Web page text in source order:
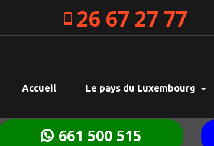
26 67 27 77
Accueil Le pays du Luxembourg
661 500 515